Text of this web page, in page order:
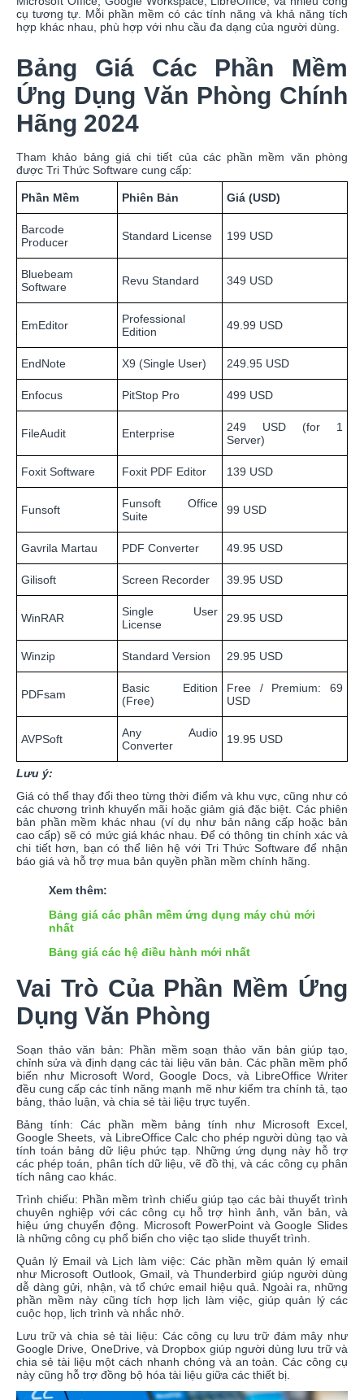
cụ tương tự. Mỗi phần mềm có các tính năng và khả năng tích
hợp khác nhau, phù hợp với nhu cầu đa dạng của người dùng.
Bảng Giá Các Phần Mềm
Ứng Dụng Văn Phòng Chính
Hãng 2024
Tham khảo bảng giá chi tiết của các phần mềm văn phòng
được Tri Thức Software cung cấp:
Phần Mềm Phiên Bản Giá (USD)
Barcode
Producer
Standard License 199 USD
Bluebeam
Software
Revu Standard 349 USD
EmEditor
Professional
Edition
49.99 USD
EndNote X9 (Single User) 249.95 USD
Enfocus PitStop Pro 499 USD
FileAudit Enterprise
249 USD (for 1
Server)
Foxit Software Foxit PDF Editor 139 USD
Funsoft
Funsoft Office
Suite
99 USD
Gavrila Martau PDF Converter 49.95 USD
Gilisoft Screen Recorder 39.95 USD
WinRAR
Single User
License
29.95 USD
Winzip Standard Version 29.95 USD
PDFsam
Basic Edition
(Free)
Free / Premium: 69
USD
AVPSoft
Any Audio
Converter
19.95 USD
Lưu ý:
Giá có thể thay đổi theo từng thời điểm và khu vực, cũng như có
các chương trình khuyến mãi hoặc giảm giá đặc biệt. Các phiên
bản phần mềm khác nhau (ví dụ như bản nâng cấp hoặc bản
cao cấp) sẽ có mức giá khác nhau. Để có thông tin chính xác và
chi tiết hơn, bạn có thể liên hệ với Tri Thức Software để nhận
báo giá và hỗ trợ mua bản quyền phần mềm chính hãng.
Xem thêm:
Bảng giá các phần mềm ứng dụng máy chủ mới
nhất
Bảng giá các hệ điều hành mới nhất
Vai Trò Của Phần Mềm Ứng
Dụng Văn Phòng
Soạn thảo văn bản: Phần mềm soạn thảo văn bản giúp tạo,
chỉnh sửa và định dạng các tài liệu văn bản. Các phần mềm phổ
biến như Microsoft Word, Google Docs, và LibreOffice Writer
đều cung cấp các tính năng mạnh mẽ như kiểm tra chính tả, tạo
bảng, thảo luận, và chia sẻ tài liệu trực tuyến.
Bảng tính: Các phần mềm bảng tính như Microsoft Excel,
Google Sheets, và LibreOffice Calc cho phép người dùng tạo và
tính toán bảng dữ liệu phức tạp. Những ứng dụng này hỗ trợ
các phép toán, phân tích dữ liệu, vẽ đồ thị, và các công cụ phân
tích nâng cao khác.
Trình chiếu: Phần mềm trình chiếu giúp tạo các bài thuyết trình
chuyên nghiệp với các công cụ hỗ trợ hình ảnh, văn bản, và
hiệu ứng chuyển động. Microsoft PowerPoint và Google Slides
là những công cụ phổ biến cho việc tạo slide thuyết trình.
Quản lý Email và Lịch làm việc: Các phần mềm quản lý email
như Microsoft Outlook, Gmail, và Thunderbird giúp người dùng
dễ dàng gửi, nhận, và tổ chức email hiệu quả. Ngoài ra, những
phần mềm này cũng tích hợp lịch làm việc, giúp quản lý các
cuộc họp, lịch trình và nhắc nhở.
Lưu trữ và chia sẻ tài liệu: Các công cụ lưu trữ đám mây như
Google Drive, OneDrive, và Dropbox giúp người dùng lưu trữ và
chia sẻ tài liệu một cách nhanh chóng và an toàn. Các công cụ
này cũng hỗ trợ đồng bộ hóa tài liệu giữa các thiết bị.